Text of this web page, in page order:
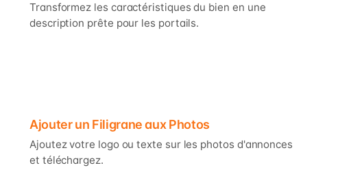
Transformez les caractéristiques du bien en une
description prête pour les portails.
Ajouter un Filigrane aux Photos
Ajoutez votre logo ou texte sur les photos d'annonces
et téléchargez.